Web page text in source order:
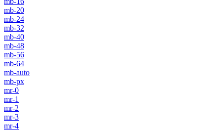
mb-20
mb-24
mb-32
mb-40
mb-48
mb-56
mb-64
mb-auto
mb-px
mr-0
mr-1
mr-2
mr-3
mr-4